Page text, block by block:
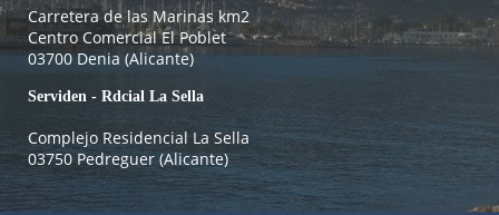
Carretera de las Marinas km2
Centro Comercial El Poblet
03700 Denia (Alicante)
Serviden - Rdcial La Sella
Complejo Residencial La Sella
03750 Pedreguer (Alicante)